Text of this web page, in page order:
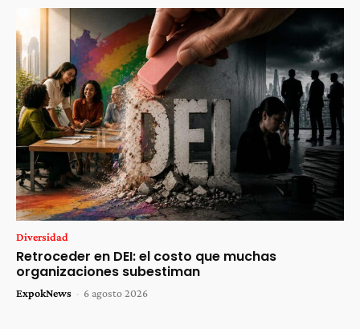
Diversidad
Retroceder en DEI: el costo que muchas
organizaciones subestiman
ExpokNews - 6 agosto 2026